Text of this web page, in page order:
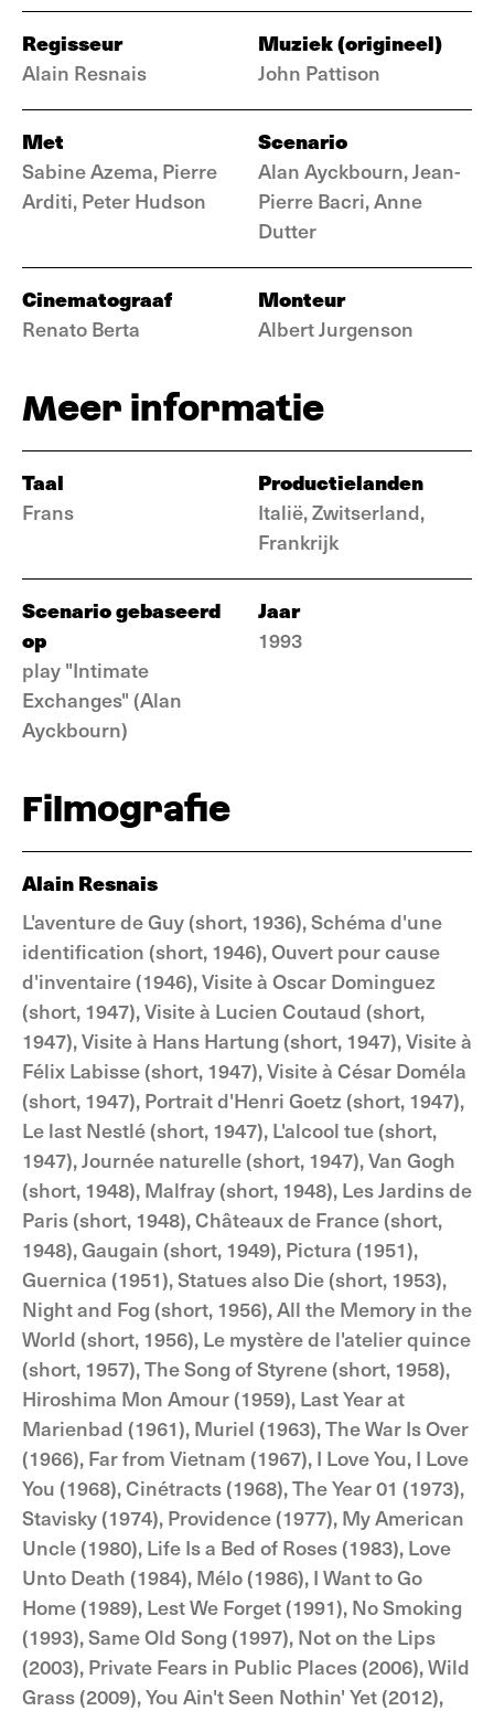
Regisseur
Alain Resnais
Muziek (origineel)
John Pattison
Met
Sabine Azema, Pierre
Arditi, Peter Hudson
Scenario
Alan Ayckbourn, Jean-
Pierre Bacri, Anne
Dutter
Cinematograaf
Renato Berta
Monteur
Albert Jurgenson
Meer informatie
Taal
Frans
Productielanden
Italië, Zwitserland,
Frankrijk
Scenario gebaseerd
op
play "Intimate
Exchanges" (Alan
Ayckbourn)
Jaar
1993
Filmografie
Alain Resnais
L'aventure de Guy (short, 1936), Schéma d'une
identification (short, 1946), Ouvert pour cause
d'inventaire (1946), Visite à Oscar Dominguez
(short, 1947), Visite à Lucien Coutaud (short,
1947), Visite à Hans Hartung (short, 1947), Visite à
Félix Labisse (short, 1947), Visite à César Doméla
(short, 1947), Portrait d'Henri Goetz (short, 1947),
Le last Nestlé (short, 1947), L'alcool tue (short,
1947), Journée naturelle (short, 1947), Van Gogh
(short, 1948), Malfray (short, 1948), Les Jardins de
Paris (short, 1948), Châteaux de France (short,
1948), Gaugain (short, 1949), Pictura (1951),
Guernica (1951), Statues also Die (short, 1953),
Night and Fog (short, 1956), All the Memory in the
World (short, 1956), Le mystère de l'atelier quince
(short, 1957), The Song of Styrene (short, 1958),
Hiroshima Mon Amour (1959), Last Year at
Marienbad (1961), Muriel (1963), The War Is Over
(1966), Far from Vietnam (1967), I Love You, I Love
You (1968), Cinétracts (1968), The Year 01 (1973),
Stavisky (1974), Providence (1977), My American
Uncle (1980), Life Is a Bed of Roses (1983), Love
Unto Death (1984), Mélo (1986), I Want to Go
Home (1989), Lest We Forget (1991), No Smoking
(1993), Same Old Song (1997), Not on the Lips
(2003), Private Fears in Public Places (2006), Wild
Grass (2009), You Ain't Seen Nothin' Yet (2012),